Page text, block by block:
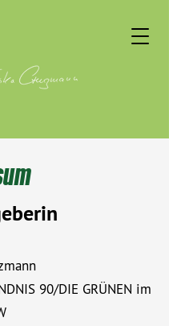
90/DIE GRÜNEN im